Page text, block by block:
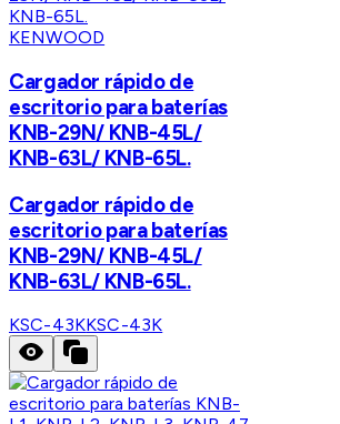
KENWOOD
Cargador rápido de
escritorio para baterías
KNB-29N/ KNB-45L/
KNB-63L/ KNB-65L.
Cargador rápido de
escritorio para baterías
KNB-29N/ KNB-45L/
KNB-63L/ KNB-65L.
KSC-43KKSC-43K